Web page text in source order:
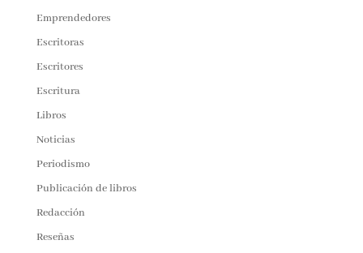
Emprendedores
Escritoras
Escritores
Escritura
Libros
Noticias
Periodismo
Publicación de libros
Redacción
Reseñas